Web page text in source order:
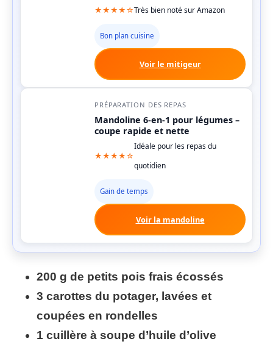
★★★★☆Très bien noté sur Amazon
Bon plan cuisine
Voir le mitigeur
PRÉPARATION DES REPAS
Mandoline 6-en-1 pour légumes –
coupe rapide et nette
★★★★☆
Idéale pour les repas du
quotidien
Gain de temps
Voir la mandoline
200 g de petits pois frais écossés
3 carottes du potager, lavées et
coupées en rondelles
1 cuillère à soupe d’huile d’olive